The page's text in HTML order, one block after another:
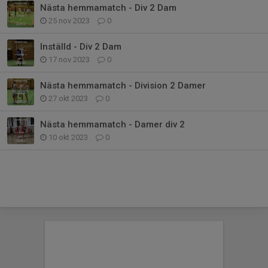
Nästa hemmamatch - Div 2 Dam
25 nov 2023 0
Inställd - Div 2 Dam
17 nov 2023 0
Nästa hemmamatch - Division 2 Damer
27 okt 2023 0
Nästa hemmamatch - Damer div 2
10 okt 2023 0